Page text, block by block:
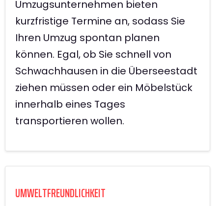
Umzugsunternehmen bieten
kurzfristige Termine an, sodass Sie
Ihren Umzug spontan planen
können. Egal, ob Sie schnell von
Schwachhausen in die Überseestadt
ziehen müssen oder ein Möbelstück
innerhalb eines Tages
transportieren wollen.
UMWELTFREUNDLICHKEIT